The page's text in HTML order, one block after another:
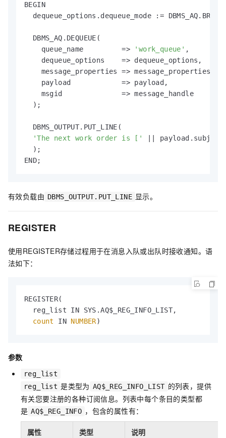
BEGIN
dequeue_options.dequeue_mode :=
  DBMS_AQ.DEQUEUE(
    queue_name         =>
'work_queue' ,
    dequeue_options    => dequeue_options,
    message_properties => message_properties,
    payload            => payload,
    msgid              => message_handle
  );
  DBMS_OUTPUT.PUT_LINE(
'The next work order is ['
||
  );
END;
有效负载由 DBMS_OUTPUT.PUT_LINE 显示。
REGISTER
使用REGISTER存储过程用于在消息入队或出队时接收通知。语
法如下：
REGISTER(
  reg_list IN SYS.AQ$_REG_INFO_LIST,
count
IN NUMBER)
参数
reg_list
reg_list 是类型为 AQ$_REG_INFO_LIST 的列表，提供
有关您要注册的各种订阅信息。列表中每个条目的类型都
是 AQ$_REG_INFO ，包含的属性有：
属性 类型 说明